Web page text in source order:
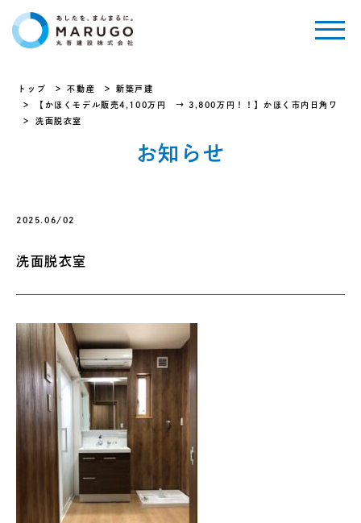
トップ 不動産
新築戸建
【かほくモデル販売4,100万円 → 3,800万円！！】かほく市内日角ワ
洗面脱衣室
お知らせ
2025.06/02
洗面脱衣室